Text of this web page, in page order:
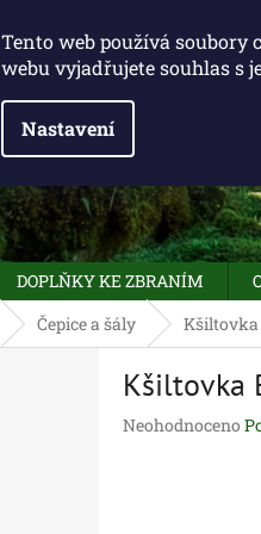
Tento web používá soubory
webu vyjadřujete souhlas s
Nastavení
DOPLŇKY KE ZBRANÍM
Čepice a šály Kšiltovka
Kšiltovka
Průměrné
Neohodnoceno